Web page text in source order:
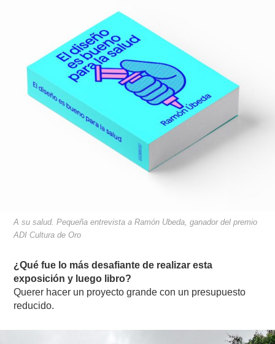
A su salud. Pequeña entrevista a Ramón Ubeda, ganador del premio
ADI Cultura de Oro
¿Qué fue lo más desafiante de realizar esta
exposición y luego libro?
Querer hacer un proyecto grande con un presupuesto
reducido.